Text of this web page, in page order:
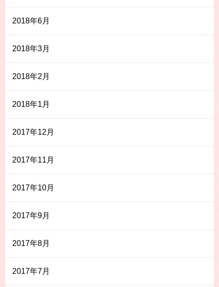
2018年6月
2018年3月
2018年2月
2018年1月
2017年12月
2017年11月
2017年10月
2017年9月
2017年8月
2017年7月